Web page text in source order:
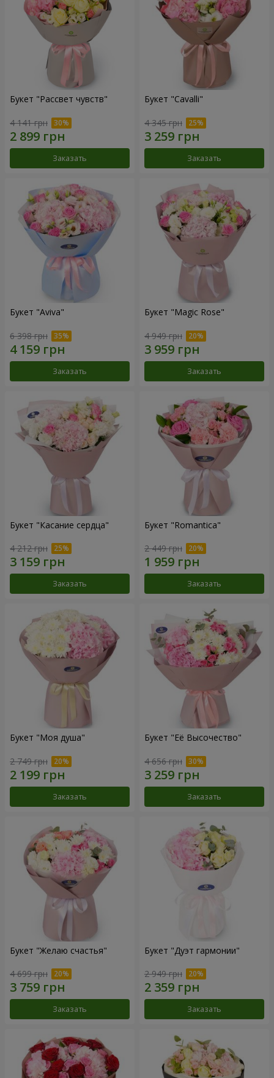
Букет "Рассвет чувств"
4 141 грн
Заказать
Букет "Cаvalli"
4 345 грн
Заказать
Букет "Aviva"
6 398 грн
Заказать
Букет "Magic Rose"
4 949 грн
Заказать
Букет "Касание сердца"
4 212 грн
Заказать
Букет "Romantica"
2 449 грн
Заказать
Букет "Моя душа"
2 749 грн
Заказать
Букет "Её Высочество"
4 656 грн
Заказать
Букет "Желаю счастья"
4 699 грн
Заказать
Букет "Дуэт гармонии"
2 949 грн
Заказать